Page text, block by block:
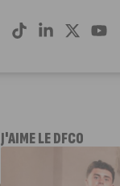
J'AIME LE DFCO